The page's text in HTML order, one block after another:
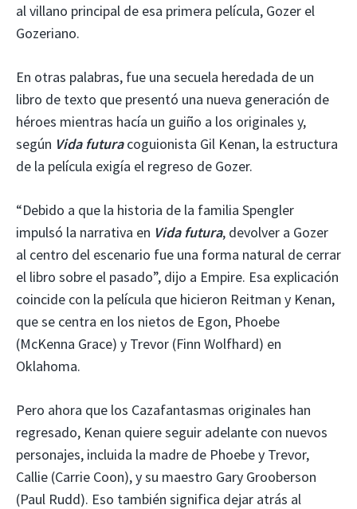
al villano principal de esa primera película, Gozer el
Gozeriano.
En otras palabras, fue una secuela heredada de un
libro de texto que presentó una nueva generación de
héroes mientras hacía un guiño a los originales y,
según Vida futuracoguionista Gil Kenan, la estructura
de la película exigía el regreso de Gozer.
“Debido a que la historia de la familia Spengler
impulsó la narrativa en Vida futura, devolver a Gozer
al centro del escenario fue una forma natural de cerrar
el libro sobre el pasado”, dijo a Empire. Esa explicación
coincide con la película que hicieron Reitman y Kenan,
que se centra en los nietos de Egon, Phoebe
(McKenna Grace) y Trevor (Finn Wolfhard) en
Oklahoma.
Pero ahora que los Cazafantasmas originales han
regresado, Kenan quiere seguir adelante con nuevos
personajes, incluida la madre de Phoebe y Trevor,
Callie (Carrie Coon), y su maestro Gary Grooberson
(Paul Rudd). Eso también significa dejar atrás al